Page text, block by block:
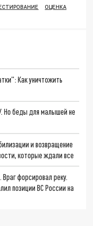
ОЦЕНКА
Как уничтожить
Но беды для малышей не
и возвращение
которые ждали все
форсировал реку.
позиции ВС России на